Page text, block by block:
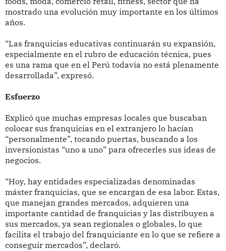
mostrado una evolución muy importante en los últimos
años.
“Las franquicias educativas continuarán su expansión,
especialmente en el rubro de educación técnica, pues
es una rama que en el Perú todavía no está plenamente
desarrollada”, expresó.
Esfuerzo
Explicó que muchas empresas locales que buscaban
colocar sus franquicias en el extranjero lo hacían
“personalmente”, tocando puertas, buscando a los
inversionistas “uno a uno” para ofrecerles sus ideas de
negocios.
“Hoy, hay entidades especializadas denominadas
máster franquicias, que se encargan de esa labor. Estas,
que manejan grandes mercados, adquieren una
importante cantidad de franquicias y las distribuyen a
sus mercados, ya sean regionales o globales, lo que
facilita el trabajo del franquiciante en lo que se refiere a
conseguir mercados”, declaró.